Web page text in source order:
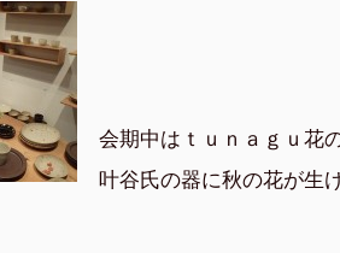
会期中はｔｕｎａｇｕ花
叶谷氏の器に秋の花が生